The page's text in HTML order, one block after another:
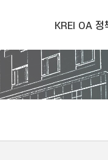
KREI OA 정